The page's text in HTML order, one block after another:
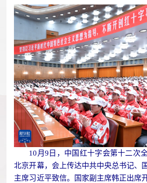
10月9日，中国红十字会第十二次
北京开幕，会上传达中共中央总书记、
主席习近平致信。国家副主席韩正出席